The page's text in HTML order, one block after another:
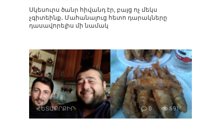
Սկեսուրս ծանր հիվանդ էր, բայց ոչ մեկս
չգիտեինք․ Մահանալուց հետո դարակները
դասավորելիս մի նամակ
ՀԵՏԱՔՐՔԻՐ 0 691